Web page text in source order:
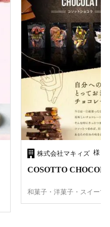
株式会社マキィズ 様
COSOTTO
和菓子・洋菓子・スイーツ